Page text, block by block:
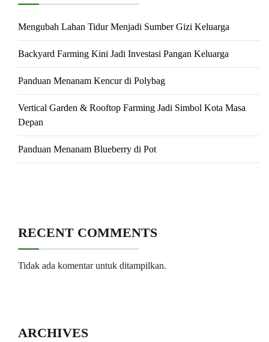
Mengubah Lahan Tidur Menjadi Sumber Gizi Keluarga
Backyard Farming Kini Jadi Investasi Pangan Keluarga
Panduan Menanam Kencur di Polybag
Vertical Garden & Rooftop Farming Jadi Simbol Kota Masa
Depan
Panduan Menanam Blueberry di Pot
RECENT COMMENTS
Tidak ada komentar untuk ditampilkan.
ARCHIVES